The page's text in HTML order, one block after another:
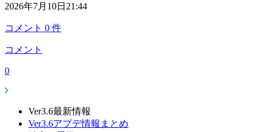
2026年7月10日21:44
コメント 0 件
コメント
0
Ver3.6最新情報
Ver3.6アプデ情報まとめ